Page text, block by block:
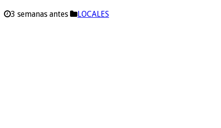
3 semanas antes LOCALES